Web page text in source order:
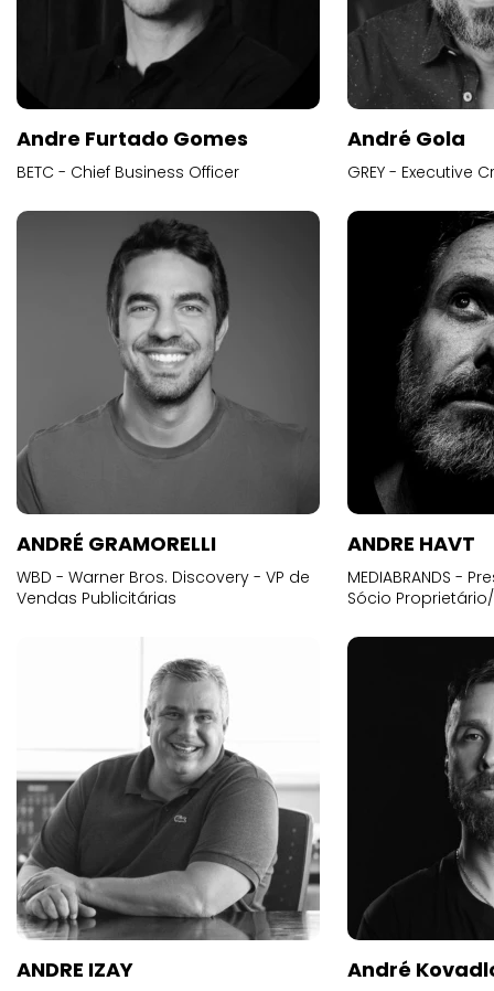
Andre Furtado Gomes
BETC - Chief Business Officer
André Gola
GREY - Executive
ANDRÉ GRAMORELLI
WBD - Warner Bros. Discovery - VP de
Vendas Publicitárias
ANDRE HAVT
MEDIABRANDS -
Sócio
ANDRE IZAY André